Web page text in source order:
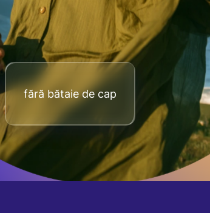
fără bătaie de cap